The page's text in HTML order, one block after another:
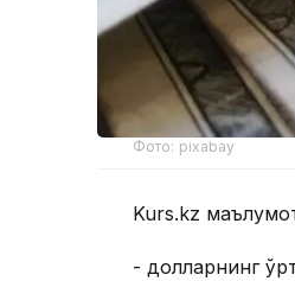
Фото: pixabay
Kurs.kz
- долларнинг